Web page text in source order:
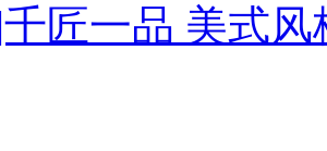
匠一品 美式